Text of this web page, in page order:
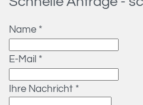
Name *
E-Mail *
Ihre Nachricht *